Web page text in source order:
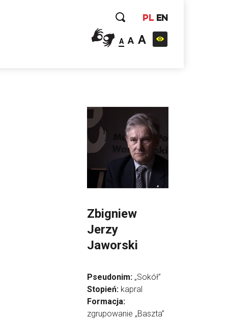
PL EN
A A A
Zbigniew
Jerzy
Jaworski
Pseudonim: „Sokół”
Stopień: kapral
Formacja:
zgrupowanie „Baszta”